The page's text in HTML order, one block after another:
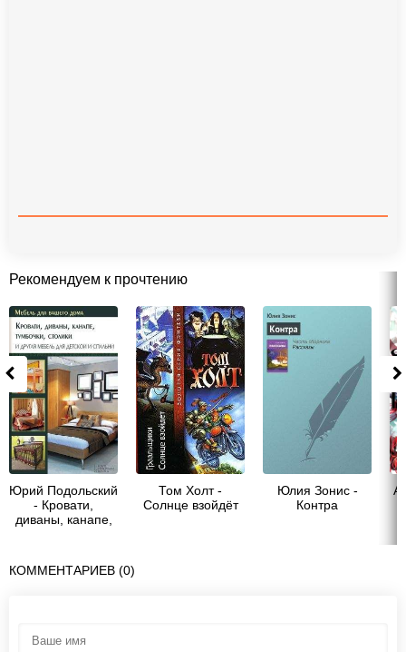
Рекомендуем к прочтению
Юрий Подольский
- Кровати,
диваны, канапе,
для детской и
спальни
Том Холт -
Солнце взойдёт
Юлия Зонис -
Контра
КОММЕНТАРИЕВ (0)